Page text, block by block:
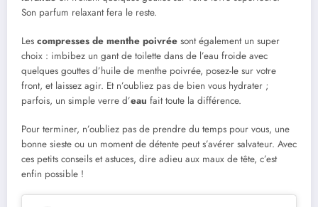
Son parfum relaxant fera le reste.
Les compresses de menthe poivrée sont également un super
choix : imbibez un gant de toilette dans de l’eau froide avec
quelques gouttes d’huile de menthe poivrée, posez-le sur votre
front, et laissez agir. Et n’oubliez pas de bien vous hydrater ;
parfois, un simple verre d’eau fait toute la différence.
Pour terminer, n’oubliez pas de prendre du temps pour vous, une
bonne sieste ou un moment de détente peut s’avérer salvateur. Avec
ces petits conseils et astuces, dire adieu aux maux de tête, c’est
enfin possible !